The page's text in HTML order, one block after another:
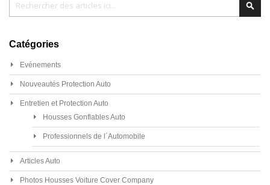
Catégories
Evénements
Nouveautés Protection Auto
Entretien et Protection Auto
Housses Gonflables Auto
Professionnels de l´Automobile
Articles Auto
Photos Housses Voiture Cover Company